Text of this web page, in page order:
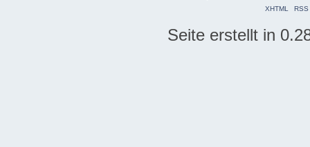
XHTML RSS
Seite erstellt in